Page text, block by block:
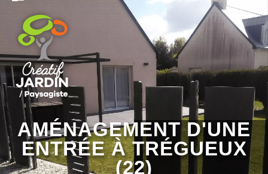
AMÉNAGEMENT D'UNE
ENTRÉE À TRÉGUEUX
(22)